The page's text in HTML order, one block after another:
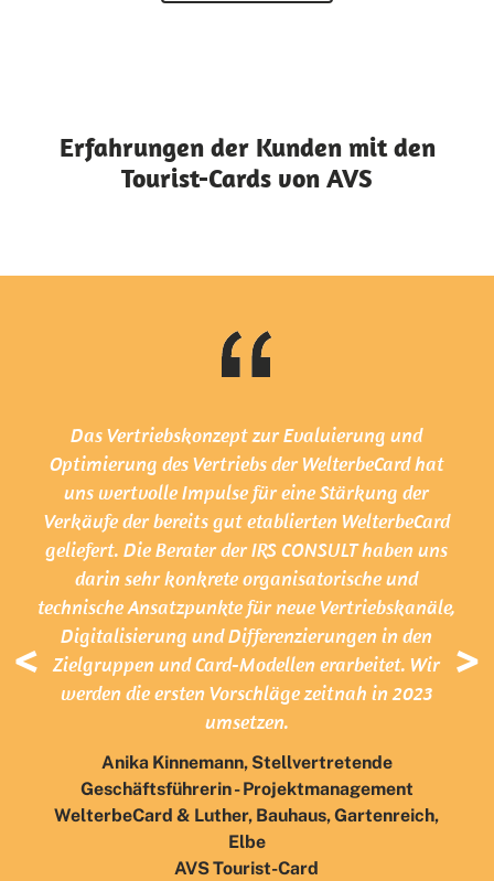
Erfahrungen der Kunden mit den
Tourist-Cards von AVS
Das Vertriebskonzept zur Evaluierung und
Optimierung des Vertriebs der WelterbeCard hat
uns wertvolle Impulse für eine Stärkung der
Verkäufe der bereits gut etablierten WelterbeCard
geliefert. Die Berater der IRS CONSULT haben uns
darin sehr konkrete organisatorische und
technische Ansatzpunkte für neue Vertriebskanäle,
Digitalisierung und Differenzierungen in den
Zielgruppen und Card-Modellen erarbeitet. Wir
werden die ersten Vorschläge zeitnah in 2023
umsetzen.
Anika Kinnemann, Stellvertretende
Geschäftsführerin - Projektmanagement
WelterbeCard & Luther, Bauhaus, Gartenreich,
Elbe
AVS Tourist-Card
< >